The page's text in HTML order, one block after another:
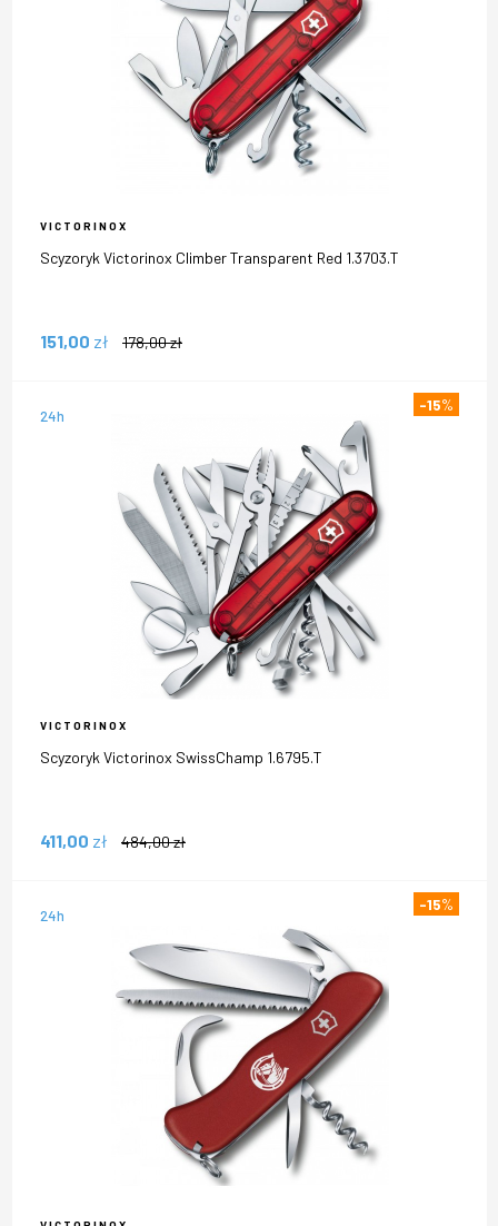
VICTORINOX
Scyzoryk Victorinox Climber Transparent Red 1.3703.T
151,00 zł 178,00zł
24h
-15%
VICTORINOX
Scyzoryk Victorinox SwissChamp 1.6795.T
411,00 zł 484,00zł
24h
-15%